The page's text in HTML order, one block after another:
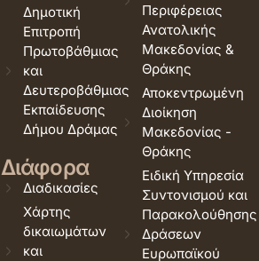
Δημοτική
Επιτροπή
Πρωτοβάθμιας
και
Δευτεροβάθμιας
Εκπαίδευσης
Δήμου Δράμας
Διάφορα
Διαδικασίες
Χάρτης
δικαιωμάτων
και
Περιφέρειας
Ανατολικής
Μακεδονίας &
Θράκης
Αποκεντρωμένη
Διοίκηση
Μακεδονίας -
Θράκης
Ειδική Υπηρεσία
Συντονισμού και
Παρακολούθησης
Δράσεων
Ευρωπαϊκού